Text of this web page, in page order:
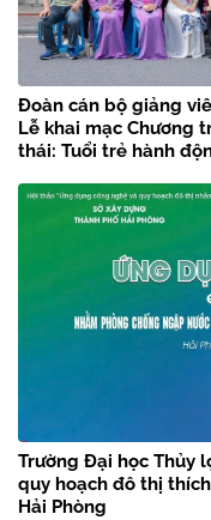
Đoàn cán bộ giảng
Lễ khai mạc Chương
thái: Tuổi trẻ hành
Trường Đại học Thủy
quy hoạch đô thị
Hải Phòng